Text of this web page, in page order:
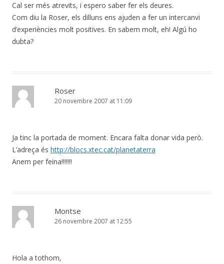
Cal ser més atrevits, i espero saber fer els deures.
Com diu la Roser, els dilluns ens ajuden a fer un intercanvi
d’experiències molt positives. En sabem molt, eh! Algú ho
dubta?
Roser
20 novembre 2007 at 11:09
Ja tinc la portada de moment. Encara falta donar vida però.
L’adreça és http://blocs.xtec.cat/planetaterra
Anem per feina!!!!!!!
Montse
26 novembre 2007 at 12:55
Hola a tothom,